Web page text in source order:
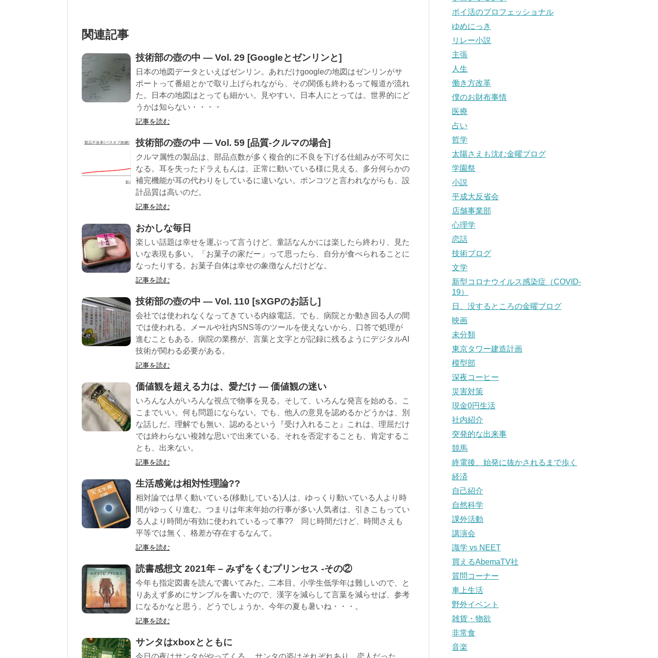
関連記事
技術部の壺の中 — Vol. 29 [Googleとゼンリンと]
日本の地図データといえばゼンリン。あれだけgoogleの地図はゼンリンがサ
ポートって番組とかで取り上げられながら、その関係も終わるって報道が流れ
た。日本の地図はとっても細かい。見やすい。日本人にとっては。世界的にど
うかは知らない・・・・
記事を読む
技術部の壺の中 — Vol. 59 [品質-クルマの場合]
クルマ属性の製品は、部品点数が多く複合的に不良を下げる仕組みが不可欠に
なる。耳を失ったドラえもんは、正常に動いている様に見える。多分何らかの
補完機能が耳の代わりをしているに違いない。ポンコツと言われながらも、設
計品質は高いのだ。
記事を読む
おかしな毎日
楽しい話題は幸せを運ぶって言うけど、童話なんかには楽したら終わり、見た
いな表現も多い。「お菓子の家だー」って思ったら、自分が食べられることに
なったりする。お菓子自体は幸せの象徴なんだけどな。
記事を読む
技術部の壺の中 — Vol. 110 [sXGPのお話し]
会社では使われなくなってきている内線電話。でも、病院とか動き回る人の間
では使われる。メールや社内SNS等のツールを使えないから、口答で処理が
進むこともある。病院の業務が、言葉と文字とが記録に残るようにデジタルAI
技術が関わる必要がある。
記事を読む
価値観を超える力は、愛だけ — 価値観の迷い
いろんな人がいろんな視点で物事を見る。そして、いろんな発言を始める。こ
こまでいい。何も問題にならない。でも、他人の意見を認めるかどうかは、別
な話しだ。理解でも無い、認めるという『受け入れること』これは、理屈だけ
では終わらない複雑な思いで出来ている。それを否定することも、肯定するこ
とも、出来ない。
記事を読む
生活感覚は相対性理論??
相対論では早く動いている(移動している)人は、ゆっくり動いている人より時
間がゆっくり進む。つまりは年末年始の行事が多い人気者は、引きこもってい
る人より時間が有効に使われているって事?? 同じ時間だけど、時間さえも
平等では無く、格差が存在するなんて。
記事を読む
読書感想文 2021年 – みずをくむプリンセス -その②
今年も指定図書を読んで書いてみた。二本目。小学生低学年は難しいので、と
りあえず多めにサンブルを書いたので、漢字を減らして言葉を減らせば、参考
になるかなと思う。どうでしょうか。今年の夏も暑いね・・・。
記事を読む
サンタはxboxとともに
ポイ活のプロフェッショナル
ゆめにっき
リレー小説
主張
人生
働き方改革
僕のお財布事情
医療
占い
哲学
太陽さえも沈む金曜ブログ
学園祭
小説
平成大反省会
店舗事業部
心理学
恋話
技術ブログ
文学
新型コロナウイルス感染症（COVID-
19）
日、没するところの金曜ブログ
映画
未分類
東京タワー建造計画
模型部
深夜コーヒー
災害対策
現金0円生活
社内紹介
突発的な出来事
競馬
終電後、始発に抜かされるまで歩く
経済
自己紹介
自然科学
課外活動
講演会
識学 vs NEET
買えるAbemaTV社
質問コーナー
車上生活
野外イベント
雑貨・物欲
非常食
音楽